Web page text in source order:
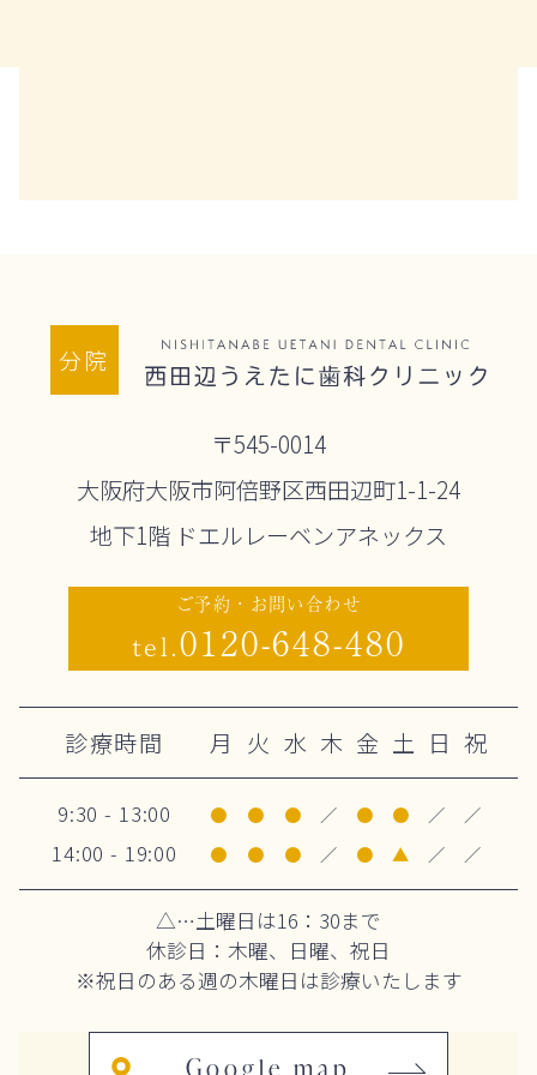
分院
〒545-0014
大阪府大阪市阿倍野区西田辺町1-1-24
地下1階 ドエルレーベンアネックス
ご予約・お問い合わせ
tel.0120-648-480
診療時間 月 火 水 木 金 土 日 祝
9:30 - 13:00 ● ● ● ／ ● ● ／ ／
14:00 - 19:00 ● ● ● ／ ● ▲ ／ ／
△…土曜日は16：30まで
休診日：木曜、日曜、祝日
※祝日のある週の木曜日は診療いたします
Google map